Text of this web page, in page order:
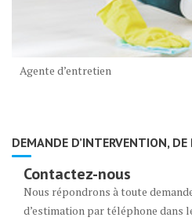
Agente d’entretien
DEMANDE D’INTERVENTION,
Contactez-nous
Nous répondrons à toute
d’estimation par téléphone dans